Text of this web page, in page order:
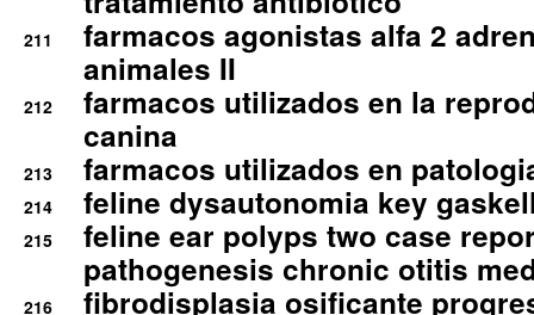
211
farmacos agonistas alfa 2
animales II
212
farmacos utilizados en la
canina
213 farmacos utilizados en
214 feline dysautonomia key
215
feline ear polyps two case
pathogenesis chronic otitis
216 fibrodisplasia osificante